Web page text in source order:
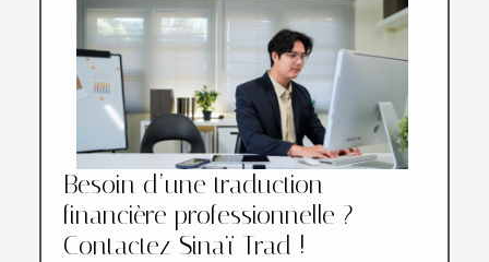
Besoin d’une traduction
financière professionnelle ?
Contactez Sinaï Trad !